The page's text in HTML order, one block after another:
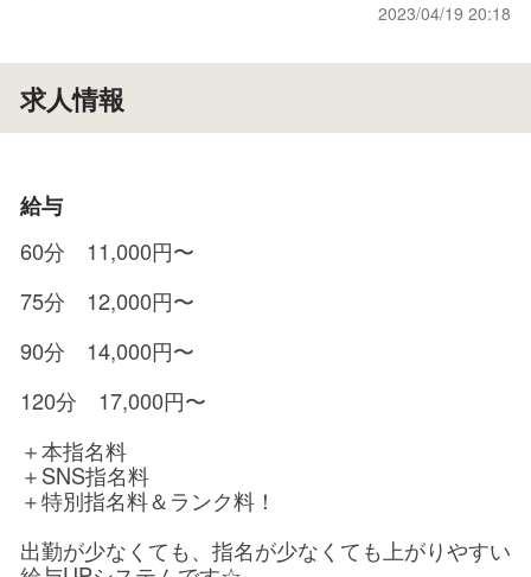
2023/04/19 20:18
求人情報
給与
60分 11,000円〜
75分 12,000円〜
90分 14,000円〜
120分 17,000円〜
＋本指名料
＋SNS指名料
＋特別指名料＆ランク料！
出勤が少なくても、指名が少なくても上がりやすい